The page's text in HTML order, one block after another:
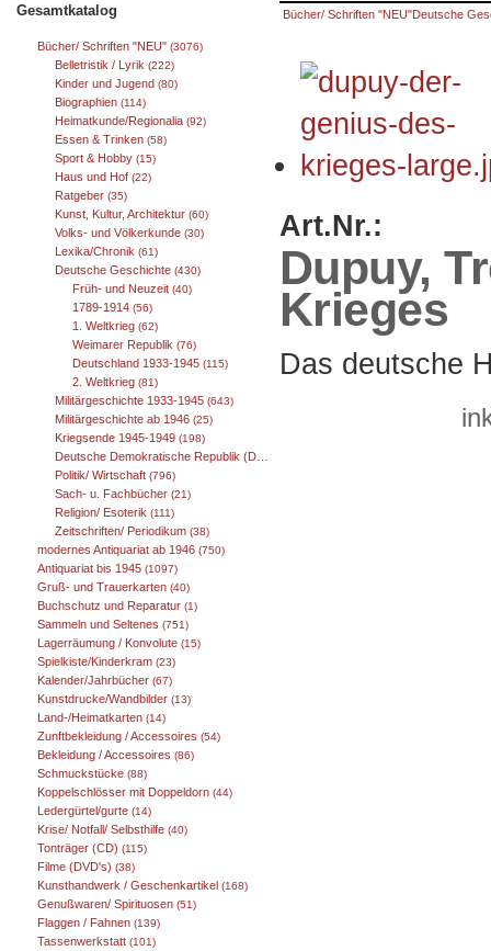
Gesamtkatalog
Bücher/ Schriften "NEU" (3076)
Belletristik / Lyrik (222)
Kinder und Jugend (80)
Biographien (114)
Heimatkunde/Regionalia (92)
Essen & Trinken (58)
Sport & Hobby (15)
Haus und Hof (22)
Ratgeber (35)
Kunst, Kultur, Architektur (60)
Volks- und Völkerkunde (30)
Lexika/Chronik (61)
Deutsche Geschichte (430)
Früh- und Neuzeit (40)
1789-1914 (56)
1. Weltkrieg (62)
Weimarer Republik (76)
Deutschland 1933-1945 (115)
2. Weltkrieg (81)
Militärgeschichte 1933-1945 (643)
Militärgeschichte ab 1946 (25)
Kriegsende 1945-1949 (198)
Deutsche Demokratische Republik (DDR) 1949-1989
Politik/ Wirtschaft (796)
Sach- u. Fachbücher (21)
Religion/ Esoterik (111)
Zeitschriften/ Periodikum (38)
modernes Antiquariat ab 1946 (750)
Antiquariat bis 1945 (1097)
Gruß- und Trauerkarten (40)
Buchschutz und Reparatur (1)
Sammeln und Seltenes (751)
Lagerräumung / Konvolute (15)
Spielkiste/Kinderkram (23)
Kalender/Jahrbücher (67)
Kunstdrucke/Wandbilder (13)
Land-/Heimatkarten (14)
Zunftbekleidung / Accessoires (54)
Bekleidung / Accessoires (86)
Schmuckstücke (88)
Koppelschlösser mit Doppeldorn (44)
Ledergürtel/gurte (14)
Krise/ Notfall/ Selbsthilfe (40)
Tonträger (CD) (115)
Filme (DVD's) (38)
Kunsthandwerk / Geschenkartikel (168)
Genußwaren/ Spirituosen (51)
Flaggen / Fahnen (139)
Tassenwerkstatt (101)
Bücher/ Schriften "NEU"Deutsche
Art.Nr.:
Dupuy,
Krieges
Das deutsche